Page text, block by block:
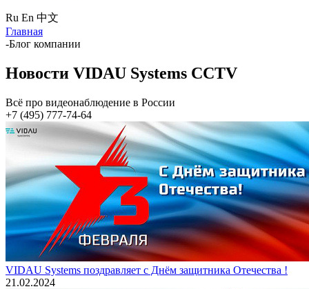
Ru En 中文
Главная
-Блог компании
Новости VIDAU Systems CCTV
Всё про видеонаблюдение в России
+7 (495) 777-74-64
VIDAU Systems поздравляет с Днём защитника Отечества !
21.02.2024